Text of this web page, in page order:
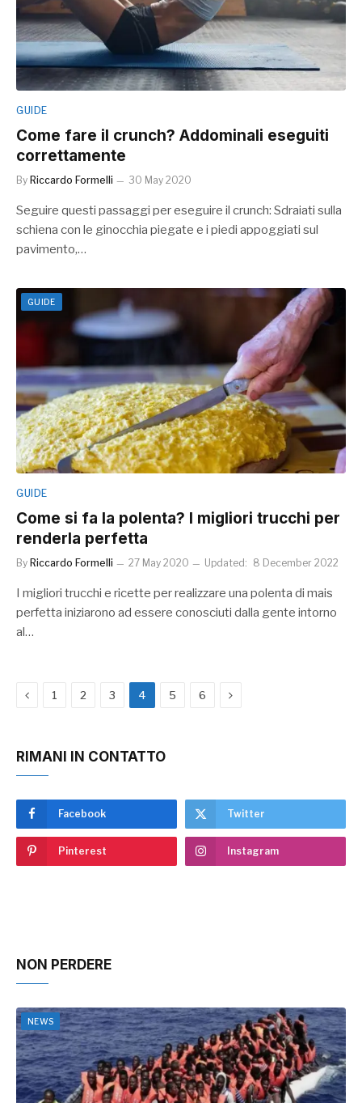
GUIDE
Come fare il crunch? Addominali eseguiti
correttamente
By Riccardo Formelli 30 May 2020
Seguire questi passaggi per eseguire il crunch: Sdraiati sulla
schiena con le ginocchia piegate e i piedi appoggiati sul
pavimento,…
GUIDE
GUIDE
Come si fa la polenta? I migliori trucchi per
renderla perfetta
By Riccardo Formelli 27 May 2020 Updated: 8 December 2022
I migliori trucchi e ricette per realizzare una polenta di mais
perfetta iniziarono ad essere conosciuti dalla gente intorno
al…
Previous
1 2 3 4 5 6 Next
RIMANI IN CONTATTO
Facebook Twitter
Pinterest Instagram
NON PERDERE
NEWS